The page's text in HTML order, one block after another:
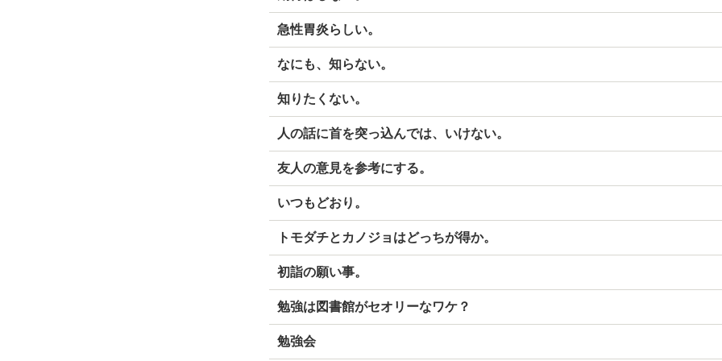
急性胃炎らしい。
なにも、知らない。
知りたくない。
人の話に首を突っ込んでは、いけない。
友人の意見を参考にする。
いつもどおり。
トモダチとカノジョはどっちが得か。
初詣の願い事。
勉強は図書館がセオリーなワケ？
勉強会